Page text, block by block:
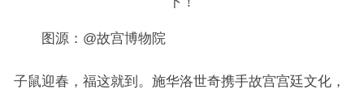
图源：@故宫博物院
子鼠迎春，福这就到。施华洛世奇携手故宫宫廷文化，